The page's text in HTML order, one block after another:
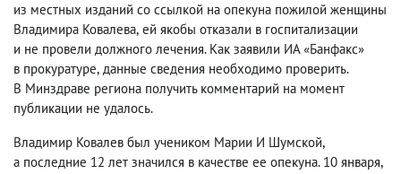
из местных изданий со ссылкой на опекуна пожилой женщины
Владимира Ковалева, ей якобы отказали в госпитализации
и не провели должного лечения. Как заявили ИА «Банфакс»
в прокуратуре, данные сведения необходимо проверить.
В Минздраве региона получить комментарий на момент
публикации не удалось.
Владимир Ковалев был учеником Марии И Шумской,
а последние 12 лет значился в качестве ее опекуна. 10 января,